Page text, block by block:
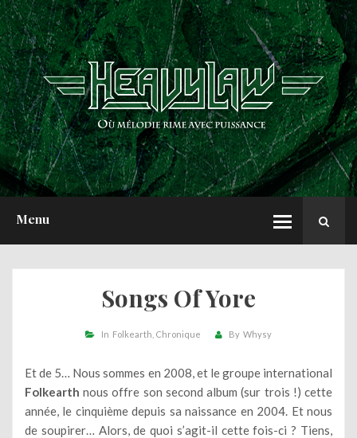
Menu
ACCUEIL
NEWS
CHRONIQUES
INTERVIEWS
REPORTS
A PROPOS
Songs Of Yore
In Folkearth Chronique By Whysy
Et de 5… Nous sommes en 2008, et le groupe international
Folkearth nous offre son second album (sur trois !) cette
année, le cinquième depuis sa naissance en 2004. Et nous
de soupirer… Alors, de quoi s’agit-il cette fois-ci ? Tiens,